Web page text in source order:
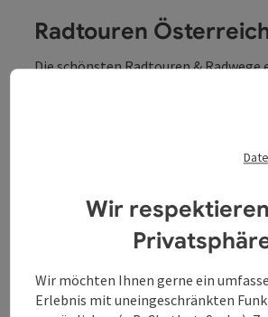
Radtouren
Die schönsten Radtouren &
Wir
Wir möchten Ihnen gerne ein
Erlebnis mit uneingeschränkten